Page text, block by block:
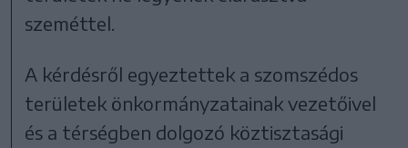
szeméttel.
A kérdésről egyeztettek a szomszédos
területek önkormányzatainak vezetőivel
és a térségben dolgozó köztisztasági